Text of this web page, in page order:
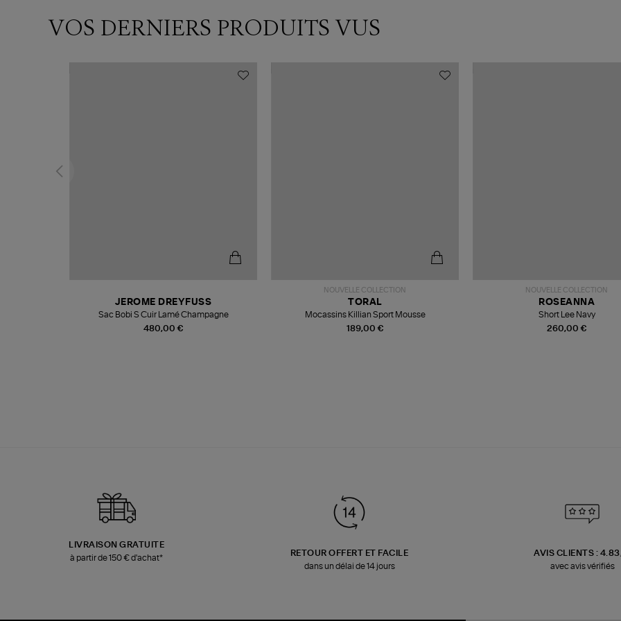
VOS DERNIERS PRODUITS VUS
480,00 €
JEROME DREYFUSS
Sac Bobi S Cuir Lamé Champagne
NOUVELLE COLLECTION
189,00 €
TORAL
Mocassins Killian Sport Mousse
NOUVELLE COLLECTION
260,00 €
ROSEANNA
Short Lee Navy
LIVRAISON GRATUITE
à partir de 150 € d'achat*
RETOUR OFFERT ET FACILE
dans un délai de 14 jours
AVIS CLIENTS :
avec avis vérifiés